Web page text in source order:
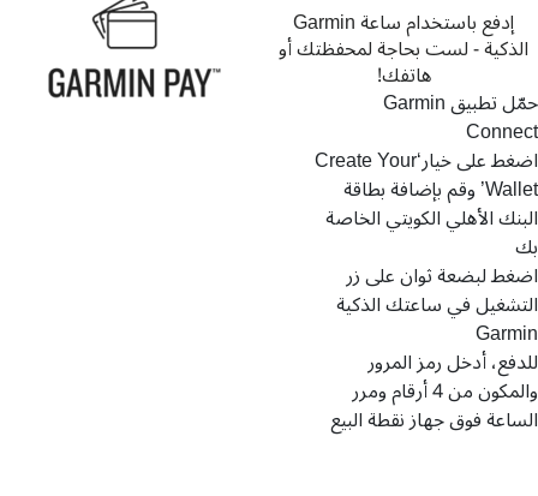
إدفع باستخدام ساعة Garmin
الذكية - لست بحاجة لمحفظتك أو
هاتفك!
حمّل تطبيق Garmin
Connect
اضغط على خيار‘Create Your
Wallet’ وقم بإضافة بطاقة
البنك الأهلي الكويتي الخاصة
بك
اضغط لبضعة ثوان على زر
التشغيل في ساعتك الذكية
Garmin
للدفع، أدخل رمز المرور
والمكون من 4 أرقام ومرر
الساعة فوق جهاز نقطة البيع